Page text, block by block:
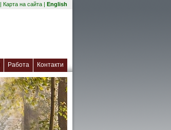
(отваря се в нов прозорец)
| Карта на сайта | English
(отваря се в нов прозорец)
Работа Контакти